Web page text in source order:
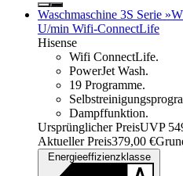
Waschmaschine 3S Serie
U/min Wifi-ConnectLife
Hisense
Wifi ConnectLife.
PowerJet Wash.
19 Programme.
Dampffunktion.
Ursprünglicher PreisUVP
Aktueller Preis379,00 €
Energieeffizienzklasse